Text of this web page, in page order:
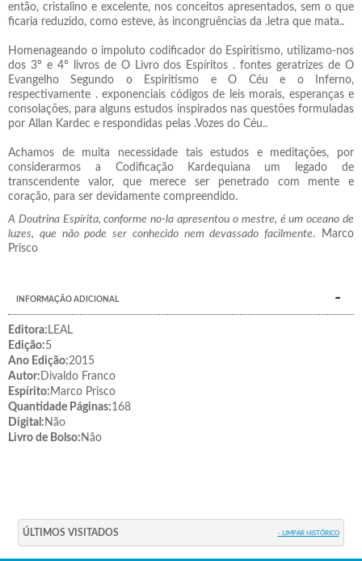
então, cristalino e excelente, nos conceitos apresentados, sem o que
ficaria reduzido, como esteve, às incongruências da .letra que mata..
Homenageando o impoluto codificador do Espiritismo, utilizamo-nos
dos 3º e 4º livros de O Livro dos Espíritos . fontes geratrizes de O
Evangelho Segundo o Espiritismo e O Céu e o Inferno,
respectivamente . exponenciais códigos de leis morais, esperanças e
consolações, para alguns estudos inspirados nas questões formuladas
por Allan Kardec e respondidas pelas .Vozes do Céu..
Achamos de muita necessidade tais estudos e meditações, por
considerarmos a Codificação Kardequiana um legado de
transcendente valor, que merece ser penetrado com mente e
coração, para ser devidamente compreendido.
A Doutrina Espírita, conforme no-la apresentou o mestre, é um oceano de
luzes, que não pode ser conhecido nem devassado facilmente. Marco
Prisco
INFORMAÇÃO ADICIONAL
Editora: LEAL
Edição:5
Ano Edição:2015
Autor: Divaldo Franco
Espírito: Marco Prisco
Quantidade Páginas:168
Digital: Não
Livro de Bolso: Não
ÚLTIMOS VISITADOS - LIMPAR HISTÓRICO